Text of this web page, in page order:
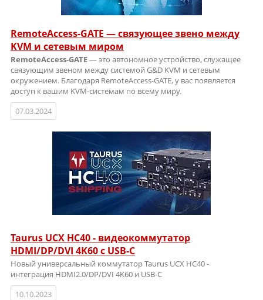
RemoteAccess-GATE — связующее звено между
KVM и сетевым миром
RemoteAccess-GATE— это автономное устройство, служащее
связующим звеном между системой G&D KVM и сетевым
окружением. Благодаря RemoteAccess-GATE, у вас появляется
доступ к вашим KVM-системам по всему миру.
07.03.2024
Taurus UCX HC40 - видеокоммутатор
HDMI/DP/DVI 4K60 c USB-C
Новый универсальный коммутатор Taurus UCX HC40 -
интеграция HDMI2.0/DP/DVI 4K60 и USB-C
10.10.2023